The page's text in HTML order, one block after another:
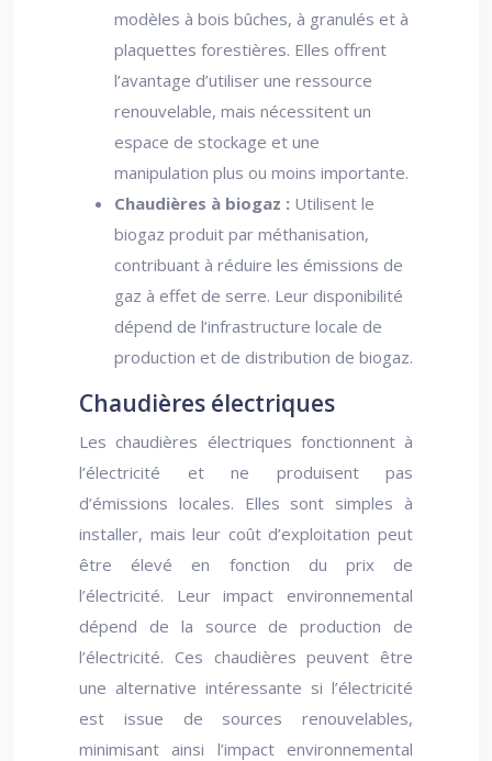
modèles à bois bûches, à granulés et à
plaquettes forestières. Elles offrent
l’avantage d’utiliser une ressource
renouvelable, mais nécessitent un
espace de stockage et une
manipulation plus ou moins importante.
Chaudières à biogaz : Utilisent le
biogaz produit par méthanisation,
contribuant à réduire les émissions de
gaz à effet de serre. Leur disponibilité
dépend de l’infrastructure locale de
production et de distribution de biogaz.
Chaudières électriques
Les chaudières électriques fonctionnent à
l’électricité et ne produisent pas
d’émissions locales. Elles sont simples à
installer, mais leur coût d’exploitation peut
être élevé en fonction du prix de
l’électricité. Leur impact environnemental
dépend de la source de production de
l’électricité. Ces chaudières peuvent être
une alternative intéressante si l’électricité
est issue de sources renouvelables,
minimisant ainsi l’impact environnemental